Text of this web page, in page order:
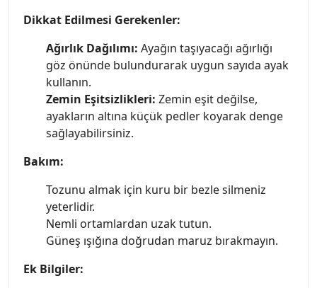
Dikkat Edilmesi Gerekenler:
Ağırlık Dağılımı: Ayağın taşıyacağı ağırlığı
göz önünde bulundurarak uygun sayıda ayak
kullanın.
Zemin Eşitsizlikleri: Zemin eşit değilse,
ayakların altına küçük pedler koyarak denge
sağlayabilirsiniz.
Bakım:
Tozunu almak için kuru bir bezle silmeniz
yeterlidir.
Nemli ortamlardan uzak tutun.
Güneş ışığına doğrudan maruz bırakmayın.
Ek Bilgiler: